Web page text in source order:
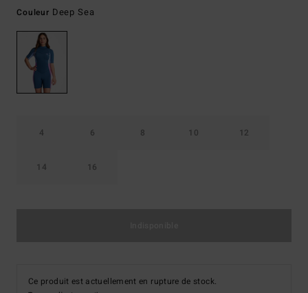
Couleur Deep Sea
4 6 8 10 12
14 16
Ce produit est actuellement en rupture de stock.